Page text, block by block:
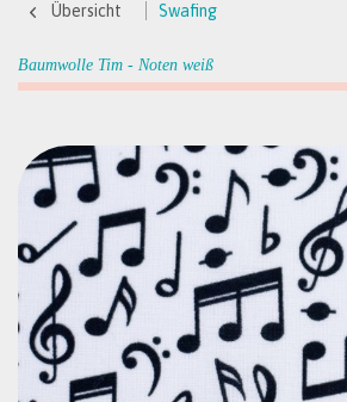
Übersicht Swafing
Baumwolle Tim - Noten weiß